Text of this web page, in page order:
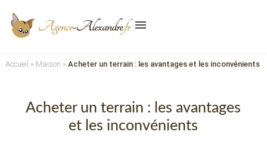
menu
Accueil » Maison » Acheter un terrain : les avantages et les inconvénients
Acheter un terrain : les avantages
et les inconvénients